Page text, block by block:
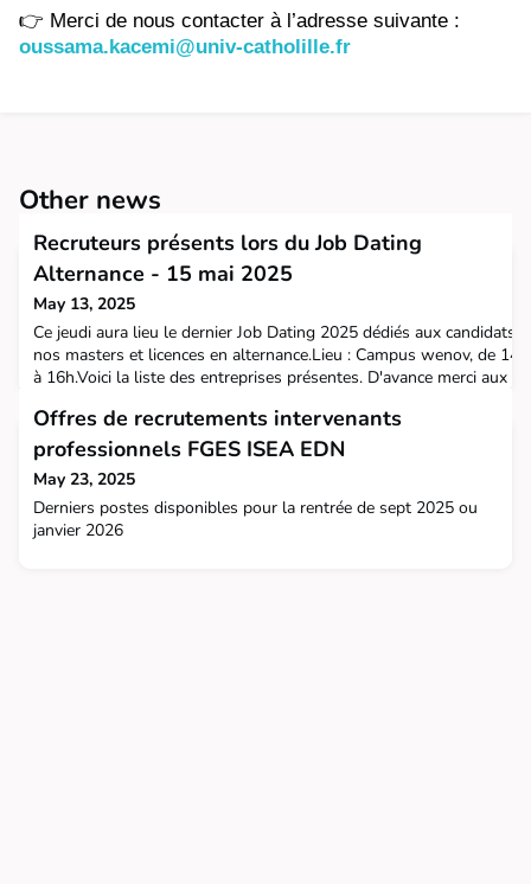
👉 Merci de nous contacter à l’adresse suivante :
oussama.kacemi@univ-catholille.fr
Other news
Recruteurs présents lors du Job Dating
Alternance - 15 mai 2025
May 13, 2025
Ce jeudi aura lieu le dernier Job Dating 2025 dédiés aux candidats à
nos masters et licences en alternance.Lieu : Campus wenov, de 14h
à 16h.Voici la liste des entreprises présentes. D'avance merci aux
GROUPEBYCLETTECaisse D'Epargne Hauts de
& CoEY LILLEFCCGROUPAMA NORD ESTHellostageIN EXTENS
Offres de recrutements intervenants
professionnels FGES ISEA EDN
May 23, 2025
Derniers postes disponibles pour la rentrée de sept 2025 ou
janvier 2026